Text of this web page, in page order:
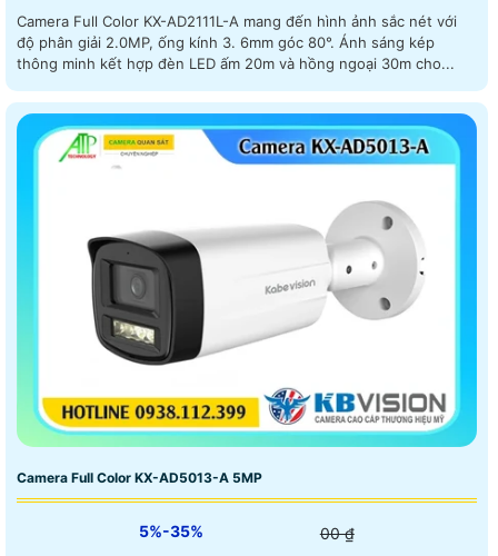
Camera Full Color KX-AD2111L-A mang đến hình ảnh sắc nét với
độ phân giải 2.0MP, ống kính 3. 6mm góc 80°. Ánh sáng kép
thông minh kết hợp đèn LED ấm 20m và hồng ngoại 30m cho...
Camera Full Color KX-AD5013-A 5MP
5%-35% 00 ₫